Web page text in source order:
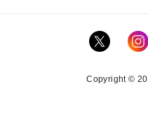
Copyright ©